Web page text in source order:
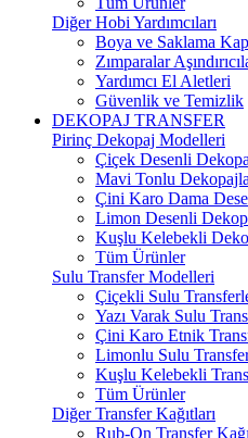
Diğer Hobi Yardımcıları
Boya ve Saklama
Zımparalar
Yardımcı El Aletleri
Güvenlik ve Temizlik
DEKOPAJ TRANSFER
Pirinç Dekopaj Modelleri
Çiçek Desenli
Mavi Tonlu
Çini Karo Dama
Limon Desenli
Kuşlu Kelebekli
Tüm Ürünler
Sulu Transfer Modelleri
Çiçekli Sulu
Yazı Varak Sulu
Çini Karo Etnik
Limonlu Sulu
Kuşlu Kelebekli
Tüm Ürünler
Diğer Transfer Kağıtları
Rub-On Transfer